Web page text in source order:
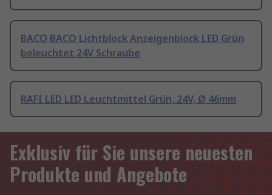
BACO BACO Lichtblock Anzeigenblock LED Grün
beleuchtet 24V Schraube
RAFI LED LED Leuchtmittel Grün, 24V, Ø 46mm
Exklusiv für Sie unsere neuesten
Produkte und Angebote